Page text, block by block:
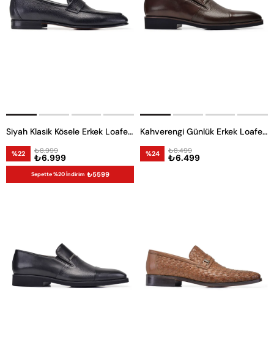
Siyah Klasik Kösele Erkek Loafer Ayakkabı
%22 ₺6.999
₺8.999
Sepette %20 İndirim ₺5599
Kahverengi Günlük Erkek Loafer Ayakkabı
%24 ₺6.499
₺8.499